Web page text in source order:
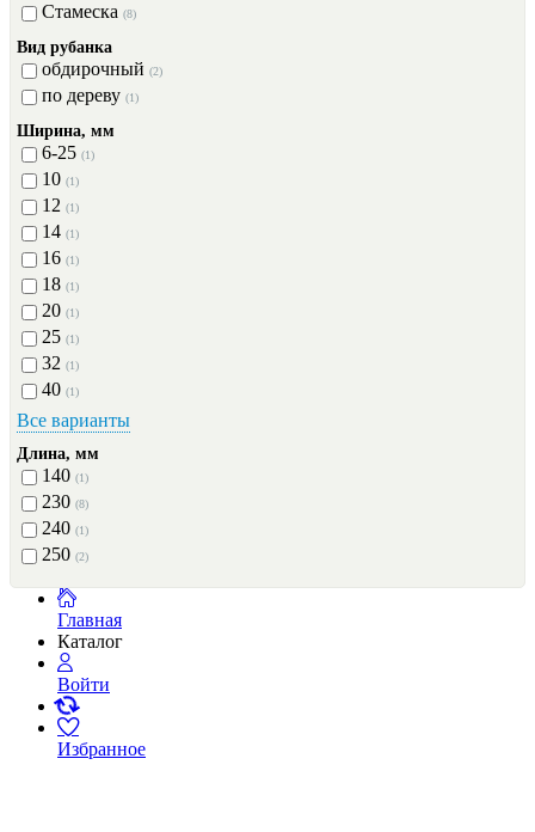
Стамеска (8)
Вид рубанка
обдирочный (2)
по дереву (1)
Ширина, мм
6-25 (1)
10 (1)
12 (1)
14 (1)
16 (1)
18 (1)
20 (1)
25 (1)
32 (1)
40 (1)
Все варианты
Длина, мм
140 (1)
230 (8)
240 (1)
250 (2)
Главная
Каталог
Войти
Избранное